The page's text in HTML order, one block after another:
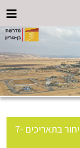
צפי חסימות כבישים במצפה רמון-ציחור בתאריכים 7-